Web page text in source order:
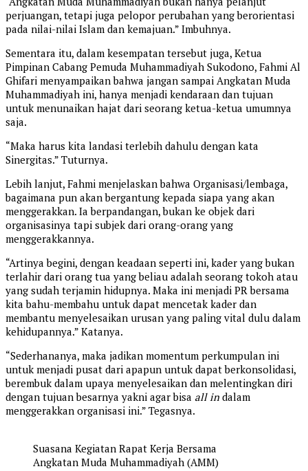
perjuangan, tetapi juga pelopor perubahan yang berorientasi
pada nilai-nilai Islam dan kemajuan.” Imbuhnya.
Sementara itu, dalam kesempatan tersebut juga, Ketua
Pimpinan Cabang Pemuda Muhammadiyah Sukodono, Fahmi Al
Ghifari menyampaikan bahwa jangan sampai Angkatan Muda
Muhammadiyah ini, hanya menjadi kendaraan dan tujuan
untuk menunaikan hajat dari seorang ketua-ketua umumnya
saja.
“Maka harus kita landasi terlebih dahulu dengan kata
Sinergitas.” Tuturnya.
Lebih lanjut, Fahmi menjelaskan bahwa Organisasi/lembaga,
bagaimana pun akan bergantung kepada siapa yang akan
menggerakkan. Ia berpandangan, bukan ke objek dari
organisasinya tapi subjek dari orang-orang yang
menggerakkannya.
“Artinya begini, dengan keadaan seperti ini, kader yang bukan
terlahir dari orang tua yang beliau adalah seorang tokoh atau
yang sudah terjamin hidupnya. Maka ini menjadi PR bersama
kita bahu-membahu untuk dapat mencetak kader dan
membantu menyelesaikan urusan yang paling vital dulu dalam
kehidupannya.” Katanya.
“Sederhananya, maka jadikan momentum perkumpulan ini
untuk menjadi pusat dari apapun untuk dapat berkonsolidasi,
berembuk dalam upaya menyelesaikan dan melentingkan diri
dengan tujuan besarnya yakni agar bisa all in dalam
menggerakkan organisasi ini.” Tegasnya.
Suasana Kegiatan Rapat Kerja Bersama
Angkatan Muda Muhammadiyah (AMM)